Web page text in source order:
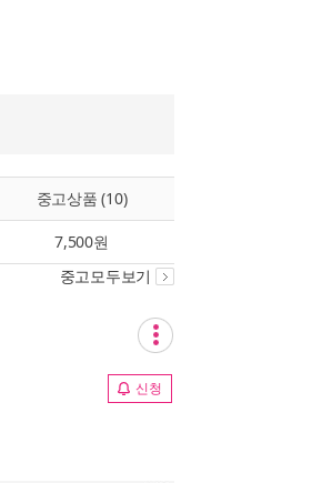
중고상품 (10)
7,500원
중고모두보기
신청